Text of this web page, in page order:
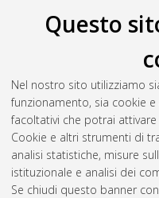
Questo
Nel nostro sito utilizziamo
funzionamento, sia cookie
facoltativi che potrai
Cookie e altri strumenti di
analisi statistiche, misure
istituzionale e analisi dei
Se chiudi questo banner
Gestione